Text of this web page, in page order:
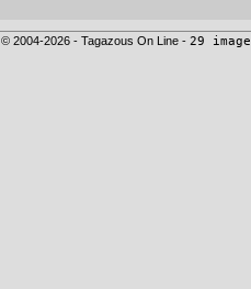
© 2004-2026 - Tagazous On Line - 29